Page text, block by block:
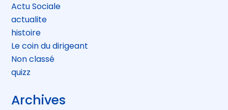
Actu Sociale
actualite
histoire
Le coin du dirigeant
Non classé
quizz
Archives